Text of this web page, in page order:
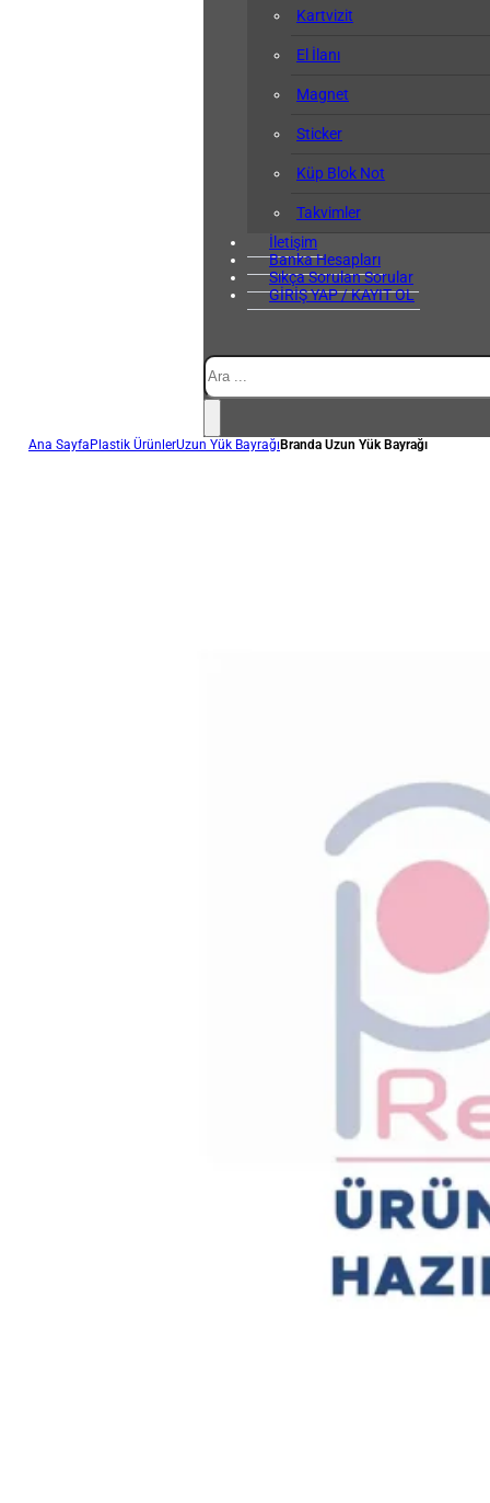
Kartvizit
El İlanı
Magnet
Sticker
Küp Blok Not
Takvimler
İletişim
Banka Hesapları
Sıkça Sorulan Sorular
GİRİŞ YAP / KAYIT OL
Ana SayfaPlastik ÜrünlerUzun Yük BayrağıBranda Uzun Yük Bayrağı